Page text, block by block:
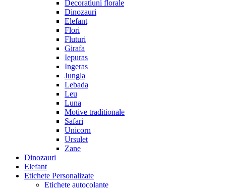
Decoratiuni florale
Dinozauri
Elefant
Flori
Fluturi
Girafa
Iepuras
Ingeras
Jungla
Lebada
Leu
Luna
Motive traditionale
Safari
Unicorn
Ursulet
Zane
Dinozauri
Elefant
Etichete Personalizate
Etichete autocolante